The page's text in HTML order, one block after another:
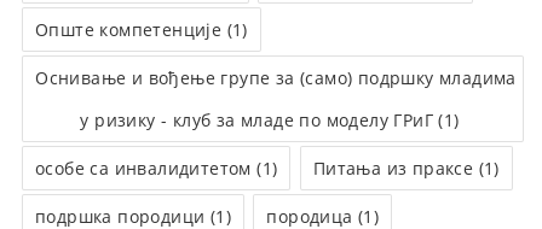
Опште компетенције (1)
Оснивање и вођење групе за (само) подршку младима
у ризику - клуб за младе по моделу ГРиГ (1)
особе са инвалидитетом (1) Питања из праксе (1)
подршка породици (1) породица (1)